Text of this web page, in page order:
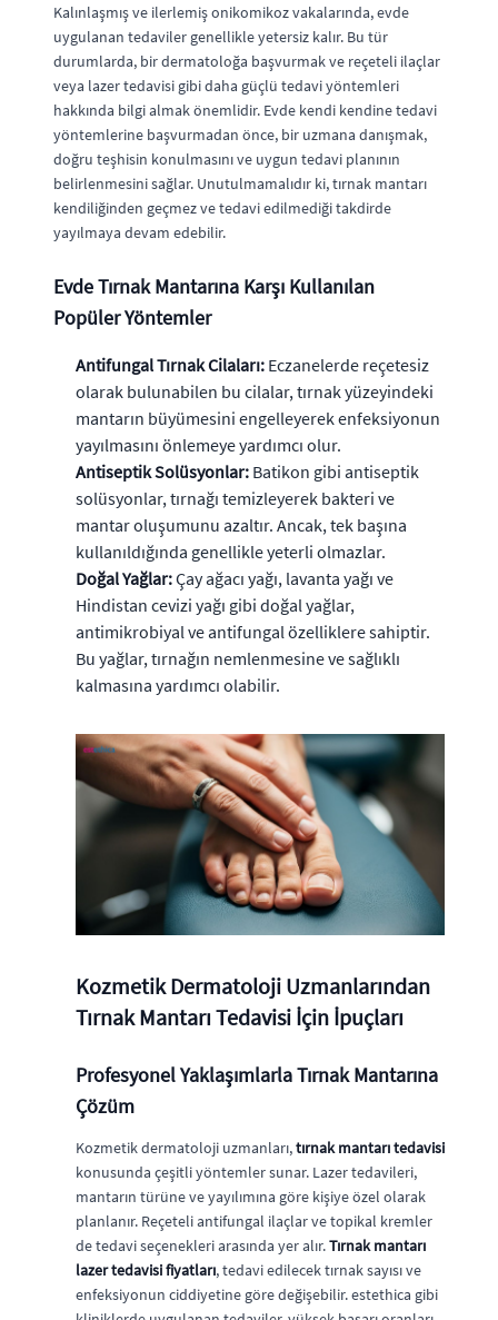
Kalınlaşmış ve ilerlemiş onikomikoz vakalarında, evde
uygulanan tedaviler genellikle yetersiz kalır. Bu tür
durumlarda, bir dermatoloğa başvurmak ve reçeteli ilaçlar
veya lazer tedavisi gibi daha güçlü tedavi yöntemleri
hakkında bilgi almak önemlidir. Evde kendi kendine tedavi
yöntemlerine başvurmadan önce, bir uzmana danışmak,
doğru teşhisin konulmasını ve uygun tedavi planının
belirlenmesini sağlar. Unutulmamalıdır ki, tırnak mantarı
kendiliğinden geçmez ve tedavi edilmediği takdirde
yayılmaya devam edebilir.
Evde Tırnak Mantarına Karşı Kullanılan
Popüler Yöntemler
Antifungal Tırnak Cilaları: Eczanelerde reçetesiz
olarak bulunabilen bu cilalar, tırnak yüzeyindeki
mantarın büyümesini engelleyerek enfeksiyonun
yayılmasını önlemeye yardımcı olur.
Antiseptik Solüsyonlar: Batikon gibi antiseptik
solüsyonlar, tırnağı temizleyerek bakteri ve
mantar oluşumunu azaltır. Ancak, tek başına
kullanıldığında genellikle yeterli olmazlar.
Doğal Yağlar:Çay ağacı yağı, lavanta yağı ve
Hindistan cevizi yağı gibi doğal yağlar,
antimikrobiyal ve antifungal özelliklere sahiptir.
Bu yağlar, tırnağın nemlenmesine ve sağlıklı
kalmasına yardımcı olabilir.
Kozmetik Dermatoloji Uzmanlarından
Tırnak Mantarı Tedavisi İçin İpuçları
Profesyonel Yaklaşımlarla Tırnak Mantarına
Çözüm
Kozmetik dermatoloji uzmanları,tırnak mantarı tedavisi
konusunda çeşitli yöntemler sunar. Lazer tedavileri,
mantarın türüne ve yayılımına göre kişiye özel olarak
planlanır. Reçeteli antifungal ilaçlar ve topikal kremler
de tedavi seçenekleri arasında yer alır.Tırnak mantarı
lazer tedavisi fiyatları, tedavi edilecek tırnak sayısı ve
enfeksiyonun ciddiyetine göre değişebilir. estethica gibi